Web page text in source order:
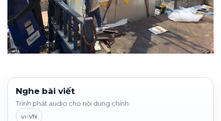
Nghe bài viết
Trình phát audio cho nội dung chính
vi-VN